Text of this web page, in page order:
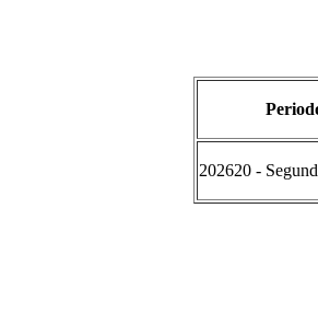
202620 -